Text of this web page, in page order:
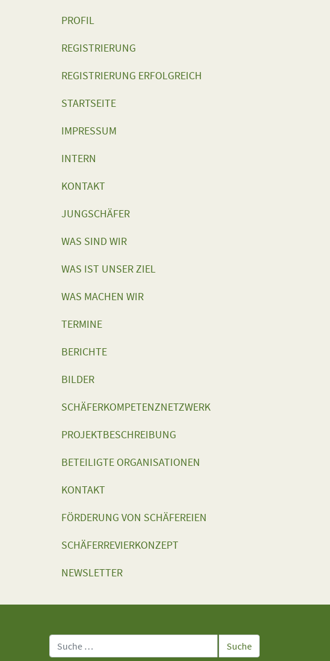
PROFIL
REGISTRIERUNG
REGISTRIERUNG ERFOLGREICH
STARTSEITE
IMPRESSUM
INTERN
KONTAKT
JUNGSCHÄFER
WAS SIND WIR
WAS IST UNSER ZIEL
WAS MACHEN WIR
TERMINE
BERICHTE
BILDER
SCHÄFERKOMPETENZNETZWERK
PROJEKTBESCHREIBUNG
BETEILIGTE ORGANISATIONEN
KONTAKT
FÖRDERUNG VON SCHÄFEREIEN
SCHÄFERREVIERKONZEPT
NEWSLETTER
Suche